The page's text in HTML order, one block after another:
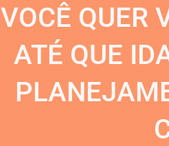
VOCÊ QUER
ATÉ QUE